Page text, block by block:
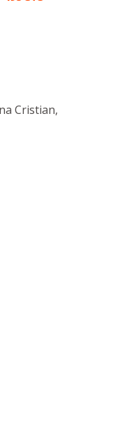
Cristian,